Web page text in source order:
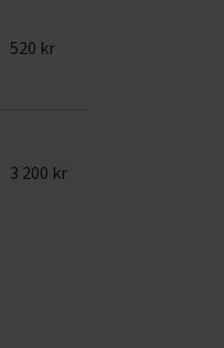
520 kr
3 200 kr